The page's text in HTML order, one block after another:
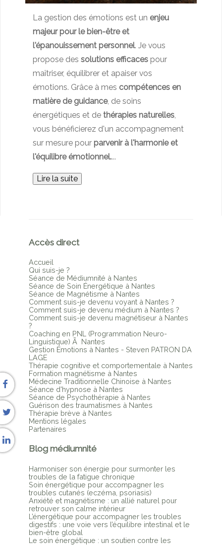
La gestion des émotions est un enjeu
majeur pour le bien-être et
l'épanouissement personnel. Je vous
propose des solutions efficaces pour
maîtriser, équilibrer et apaiser vos
émotions. Grâce à mes compétences en
matière de guidance, de soins
énergétiques et de thérapies naturelles,
vous bénéficierez d'un accompagnement
sur mesure pour parvenir à l'harmonie et
l'équilibre émotionnel....
Lire la suite
Accès direct
Accueil
Qui suis-je ?
Séance de Médiumnité à Nantes
Séance de Soin Énergétique à Nantes
Séance de Magnétisme à Nantes
Comment suis-je devenu voyant à Nantes ?
Comment suis-je devenu médium à Nantes ?
Comment suis-je devenu magnétiseur à Nantes
?
Coaching en PNL (Programmation Neuro-
Linguistique) Ã Nantes
Gestion Émotions à Nantes - Steven PATRON DA
LAGE
Thérapie cognitive et comportementale à Nantes
Formation magnétisme à Nantes
Médecine Traditionnelle Chinoise à Nantes
Séance d'hypnose à Nantes
Séance de Psychothérapie à Nantes
Guérison des traumatismes à Nantes
Thérapie brève à Nantes
Mentions légales
Partenaires
Blog médiumnité
Harmoniser son énergie pour surmonter les
troubles de la fatigue chronique
Soin énergétique pour accompagner les
troubles cutanés (eczéma, psoriasis)
Anxiété et magnétisme : un allié naturel pour
retrouver son calme intérieur
L’énergétique pour accompagner les troubles
digestifs : une voie vers l’équilibre intestinal et le
bien-être global
Le soin énergétique : un soutien contre les